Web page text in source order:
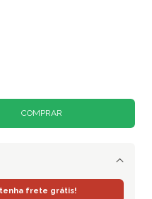
tenha frete grátis!